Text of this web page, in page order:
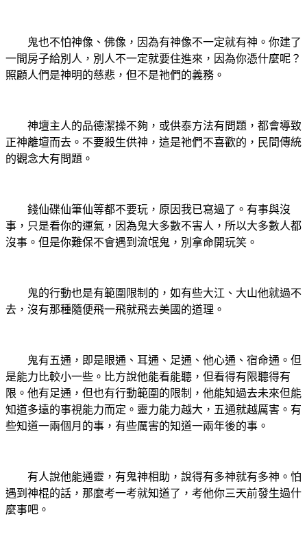
鬼也不怕神像、佛像，因為有神像不一定就有神。你建了
一間房子給別人，別人不一定就要住進來，因為你憑什麼呢？
照顧人們是神明的慈悲，但不是祂們的義務。
神壇主人的品德潔操不夠，或供泰方法有問題，都會導致
正神離壇而去。不要殺生供神，這是祂們不喜歡的，民間傳統
的觀念大有問題。
錢仙碟仙筆仙等都不要玩，原因我已寫過了。有事與沒
事，只是看你的運氣，因為鬼大多數不害人，所以大多數人都
沒事。但是你難保不會遇到流氓鬼，別拿命開玩笑。
鬼的行動也是有範圍限制的，如有些大江、大山他就過不
去，沒有那種隨便飛一飛就飛去美國的道理。
鬼有五通，即是眼通、耳通、足通、他心通、宿命通。但
是能力比較小一些。比方說他能看能聽，但看得有限聽得有
限。他有足通，但也有行動範圍的限制，他能知過去未來但能
知道多遠的事視能力而定。靈力能力越大，五通就越厲害。有
些知道一兩個月的事，有些厲害的知道一兩年後的事。
有人說他能通靈，有鬼神相助，說得有多神就有多神。怕
遇到神棍的話，那麼考一考就知道了，考他你三天前發生過什
麼事吧。